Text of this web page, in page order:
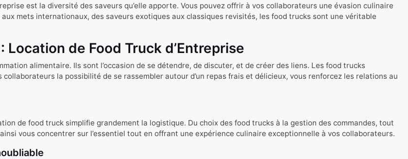
est la diversité des saveurs qu’elle apporte. Vous pouvez offrir à vos collaborateurs une évasion culinaire
mets internationaux, des saveurs exotiques aux classiques revisités, les food trucks sont une véritable
de Food Truck d’Entreprise
alimentaire. Ils sont l’occasion de se détendre, de discuter, et de créer des liens. Les food trucks
la possibilité de se rassembler autour d’un repas frais et délicieux, vous renforcez les relations au
de food truck simplifie grandement la logistique. Du choix des food trucks à la gestion des commandes, tout
vous concentrer sur l’essentiel tout en offrant une expérience culinaire exceptionnelle à vos collaborateurs.